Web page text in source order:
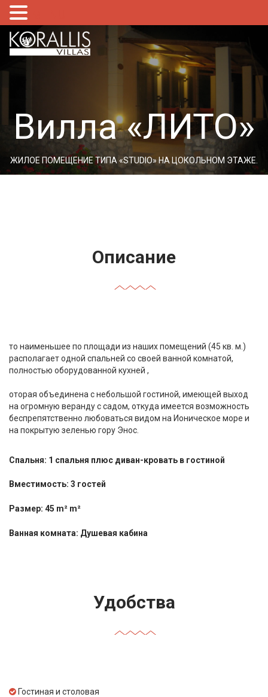
Вилла «ЛИТО»
ЖИЛОЕ ПОМЕЩЕНИЕ ТИПА «STUDIO» НА ЦОКОЛЬНОМ ЭТАЖЕ.
Описание
то наименьшее по площади из наших помещений (45 кв. м.)
располагает одной спальней со своей ванной комнатой,
полностью оборудованной кухней ,
оторая объединена с небольшой гостиной, имеющей выход
на огромную веранду с садом, откуда имеется возможность
беспрепятственно любоваться видом на Ионическое море и
на покрытую зеленью гору Энос.
Спальня: 1 спальня плюс диван-кровать в гостиной
Вместимость: 3 гостей
Размер: 45 m² m²
Ванная комната: Душевая кабина
Удобства
Гостиная и столовая